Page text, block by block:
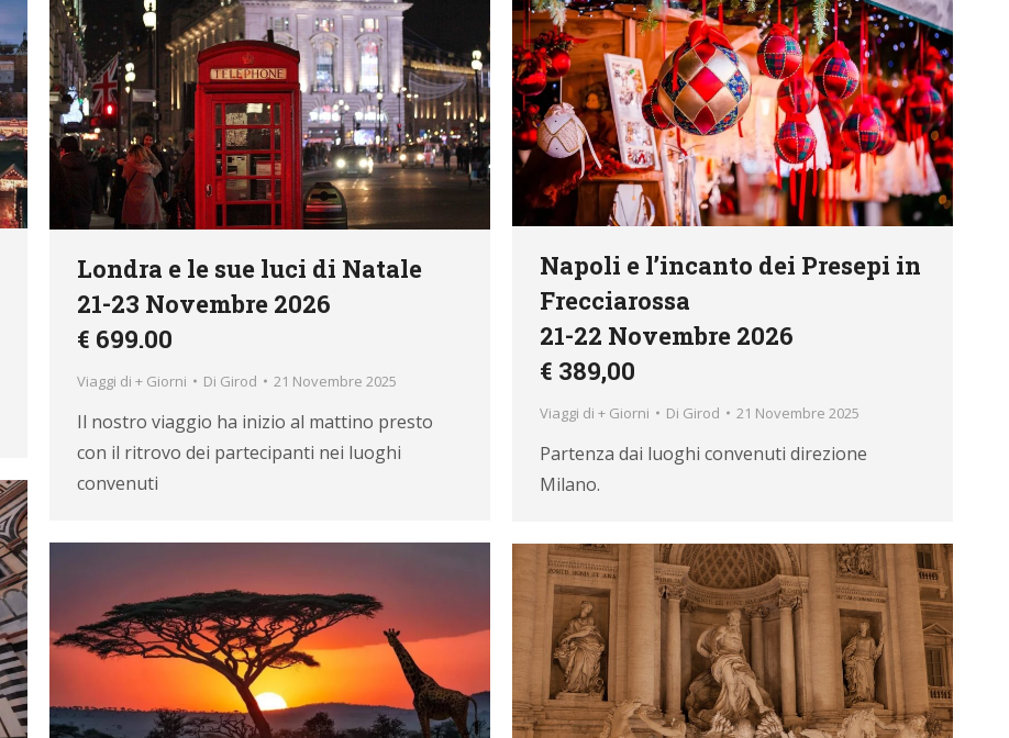
Napoli e l’incanto dei Presepi in
Frecciarossa
21-22 Novembre 2026
€ 389,00
Viaggi di + Giorni Di Girod 21 Novembre 2025
Partenza dai luoghi convenuti direzione
Milano.
Londra e le sue luci di Natale
21-23 Novembre 2026
€ 699.00
Viaggi di + Giorni Di Girod 21 Novembre 2025
Il nostro viaggio ha inizio al mattino presto
con il ritrovo dei partecipanti nei luoghi
convenuti
, e presto il mio consenso per l'invio a
email, da parte di questo sito, di comunicazioni informative e promozionali,
la newsletter.
alla Newsletter